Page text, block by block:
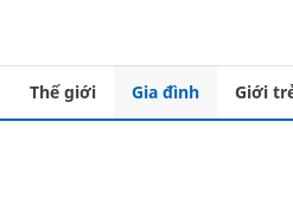
Thế giới Gia đình Giới